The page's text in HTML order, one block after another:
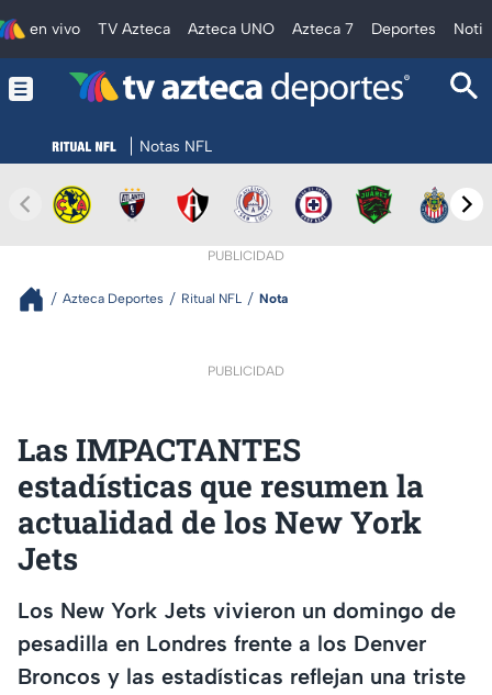
en vivo TV Azteca Azteca UNO Azteca 7 Deportes
Notas NFL
PUBLICIDAD
Azteca Deportes Ritual NFL Nota
PUBLICIDAD
Las IMPACTANTES
estadísticas que resumen la
actualidad de los New York
Jets
Los New York Jets vivieron un domingo de
pesadilla en Londres frente a los Denver
Broncos y las estadísticas reflejan una triste